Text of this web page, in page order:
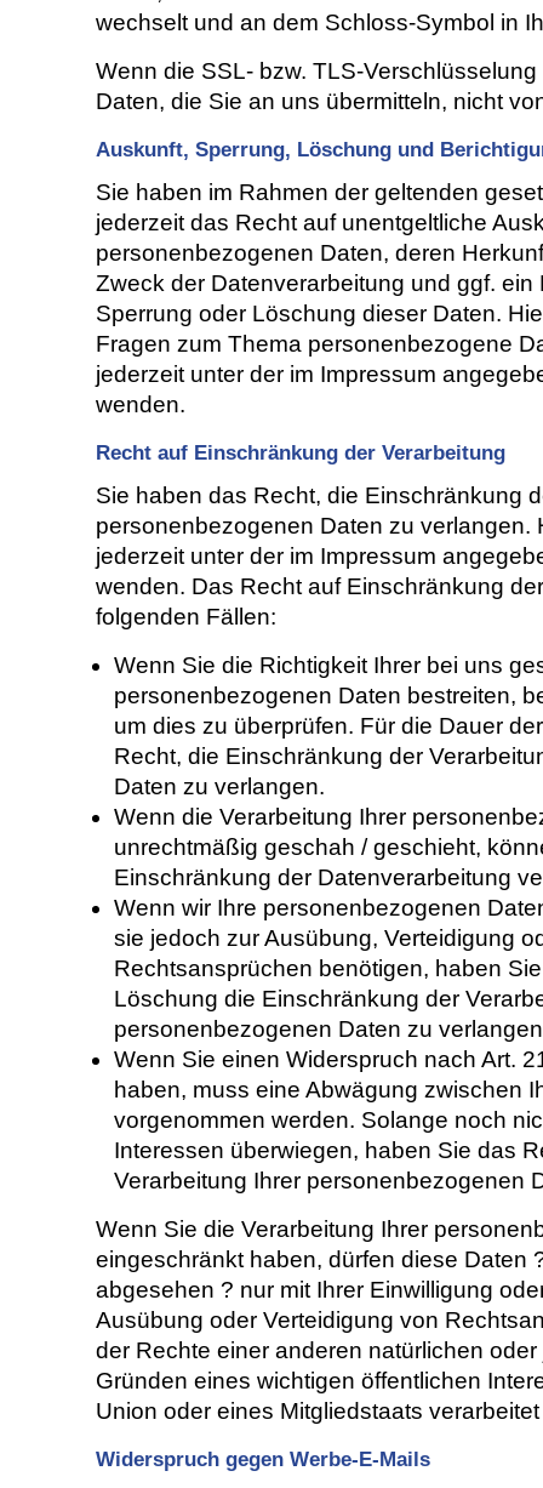
wechselt und an dem Schloss-Symbol in
Wenn die SSL- bzw. TLS-
Daten, die Sie an uns übermitteln, nicht
Auskunft, Sperrung, Löschung und
Sie haben im Rahmen der geltenden
jederzeit das Recht auf unentgeltliche
personenbezogenen Daten, deren
Zweck der Datenverarbeitung und ggf. ein
Sperrung oder Löschung dieser Daten.
Fragen zum Thema personenbezogene
jederzeit unter der im Impressum
wenden.
Recht auf Einschränkung der Verarbeitung
Sie haben das Recht, die Einschränkung
personenbezogenen Daten zu verlangen.
jederzeit unter der im Impressum
wenden. Das Recht auf Einschränkung
folgenden Fällen:
Wenn Sie die Richtigkeit Ihrer bei uns
personenbezogenen Daten bestreiten,
um dies zu überprüfen. Für die Dauer
Recht, die Einschränkung der
Daten zu verlangen.
Wenn die Verarbeitung Ihrer
unrechtmäßig geschah / geschieht,
Einschränkung der Datenverarbeitung
Wenn wir Ihre personenbezogenen
sie jedoch zur Ausübung, Verteidigung
Rechtsansprüchen benötigen, haben
Löschung die Einschränkung der
personenbezogenen Daten zu
Wenn Sie einen Widerspruch nach Art.
haben, muss eine Abwägung zwischen
vorgenommen werden. Solange noch
Interessen überwiegen, haben Sie das
Verarbeitung Ihrer personenbezogenen
Wenn Sie die Verarbeitung Ihrer
eingeschränkt haben, dürfen diese Daten
abgesehen ? nur mit Ihrer Einwilligung
Ausübung oder Verteidigung von
der Rechte einer anderen natürlichen
Gründen eines wichtigen öffentlichen
Union oder eines Mitgliedstaats
Widerspruch gegen Werbe-E-Mails